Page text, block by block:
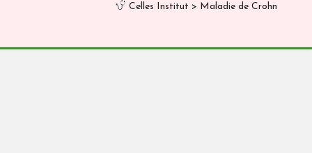
Celles Institut > Maladie de Crohn